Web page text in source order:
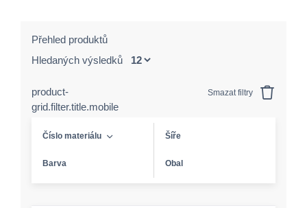
Přehled produktů
Hledaných výsledků
product-
grid.filter.title.mobile
Smazat filtry
Číslo materiálu Šíře
Barva Obal